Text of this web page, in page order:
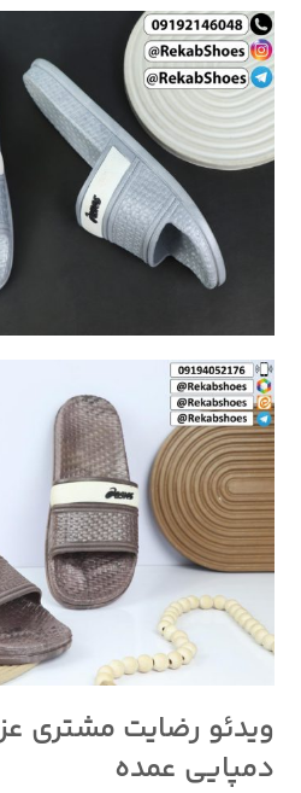
ویدئو رضایت مشتری
دمپایی عمده